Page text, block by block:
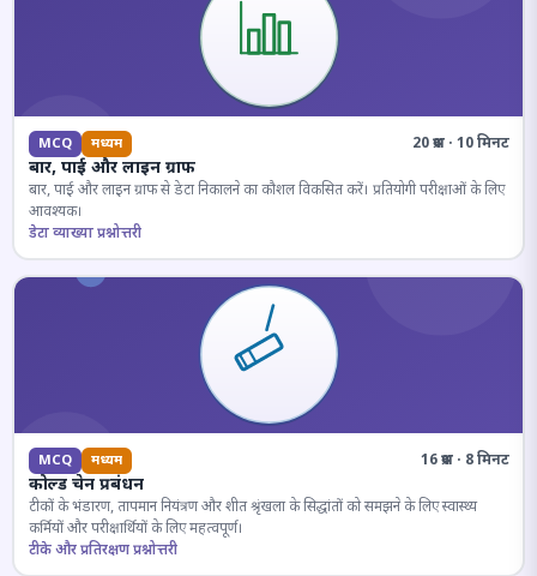
MCQ मध्यम 20 प्रश्न · 10 मिनट
बार, पाई और लाइन ग्राफ
बार, पाई और लाइन ग्राफ से डेटा निकालने का कौशल विकसित करें। प्रतियोगी परीक्षाओं के लिए
आवश्यक।
डेटा व्याख्या प्रश्नोत्तरी
MCQ मध्यम 16 प्रश्न · 8 मिनट
कोल्ड चेन प्रबंधन
टीकों के भंडारण, तापमान नियंत्रण और शीत श्रृंखला के सिद्धांतों को समझने के लिए स्वास्थ्य
कर्मियों और परीक्षार्थियों के लिए महत्वपूर्ण।
टीके और प्रतिरक्षण प्रश्नोत्तरी